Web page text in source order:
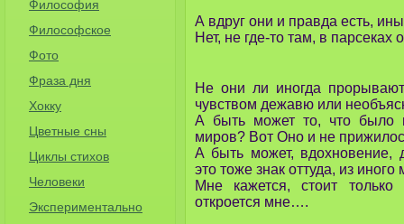
Философия
Философское
Фото
Фраза дня
Хокку
Цветные сны
Циклы стихов
Человеки
Экспериментально
А вдруг они и правда есть,
Нет, не где-то там, в
Не они ли иногда
чувством дежавю или
А быть может то, что было
миров? Вот Оно и не
А быть может, вдохновение,
это тоже знак оттуда, из иного
Мне кажется, стоит
откроется мне….